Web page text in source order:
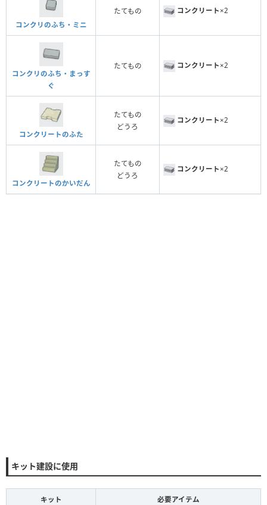
コンクリのふち・ミニ
たてもの コンクリート ×2
コンクリのふち・まっす
ぐ
たてもの コンクリート ×2
コンクリートのふた
たてもの
どうろ
コンクリート ×2
コンクリートのかいだん
たてもの
どうろ
コンクリート ×2
キット建設に使用
キット 必要アイテム